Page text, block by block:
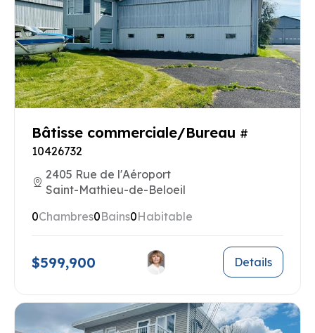
Bâtisse commerciale/Bureau #
10426732
2405 Rue de l'Aéroport
Saint-Mathieu-de-Beloeil
0Chambres0Bains0Habitable
$599,900 Details